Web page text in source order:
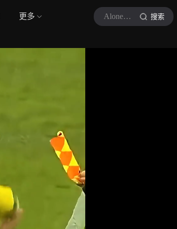
更多 Alone足球 搜索